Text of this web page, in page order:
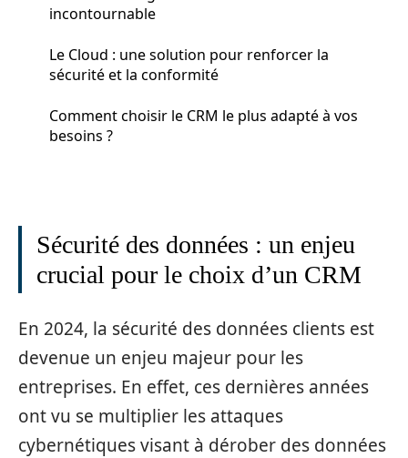
incontournable
Le Cloud : une solution pour renforcer la
sécurité et la conformité
Comment choisir le CRM le plus adapté à vos
besoins ?
Sécurité des données : un enjeu
crucial pour le choix d’un CRM
En 2024, la sécurité des données clients est
devenue un enjeu majeur pour les
entreprises. En effet, ces dernières années
ont vu se multiplier les attaques
cybernétiques visant à dérober des données